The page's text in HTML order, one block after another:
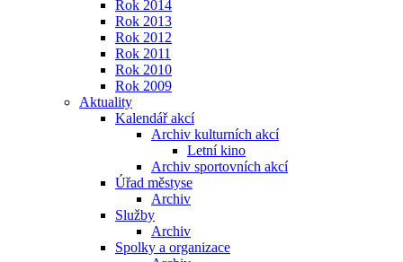
Rok 2014
Rok 2013
Rok 2012
Rok 2011
Rok 2010
Rok 2009
Aktuality
Kalendář akcí
Archiv kulturních akcí
Letní kino
Archiv sportovních akcí
Úřad městyse
Archiv
Služby
Archiv
Spolky a organizace